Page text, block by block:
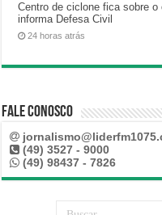
Centro de ciclone fica sobre
informa Defesa Civil
24 horas atrás
Fale Conosco
(49) 3527 - 9000
(49) 98437 - 7826